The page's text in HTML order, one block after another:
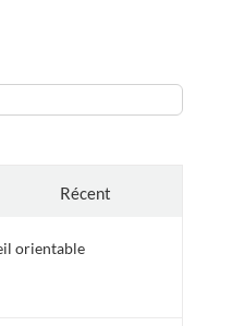
Récent
orientable